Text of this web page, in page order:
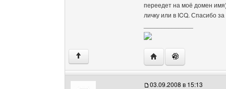
переедет на моё домен
личку или в ICQ. Спасибо
↑ Посетить сайт
03.09.2008 в 15:13